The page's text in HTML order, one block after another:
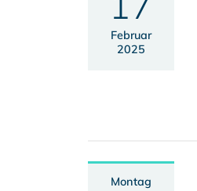
Februar
2025
Montag